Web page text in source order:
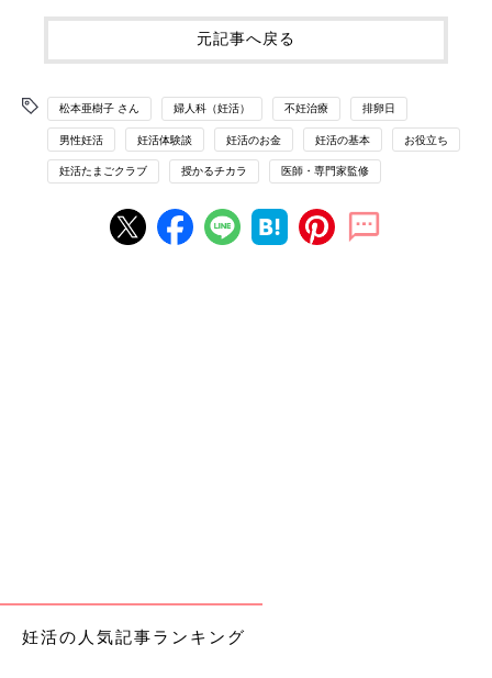
元記事へ戻る
松本亜樹子 さん 婦人科（妊活） 不妊治療 排卵日
男性妊活 妊活体験談 妊活のお金 妊活の基本 お役立ち
妊活たまごクラブ 授かるチカラ 医師・専門家監修
妊活の人気記事ランキング